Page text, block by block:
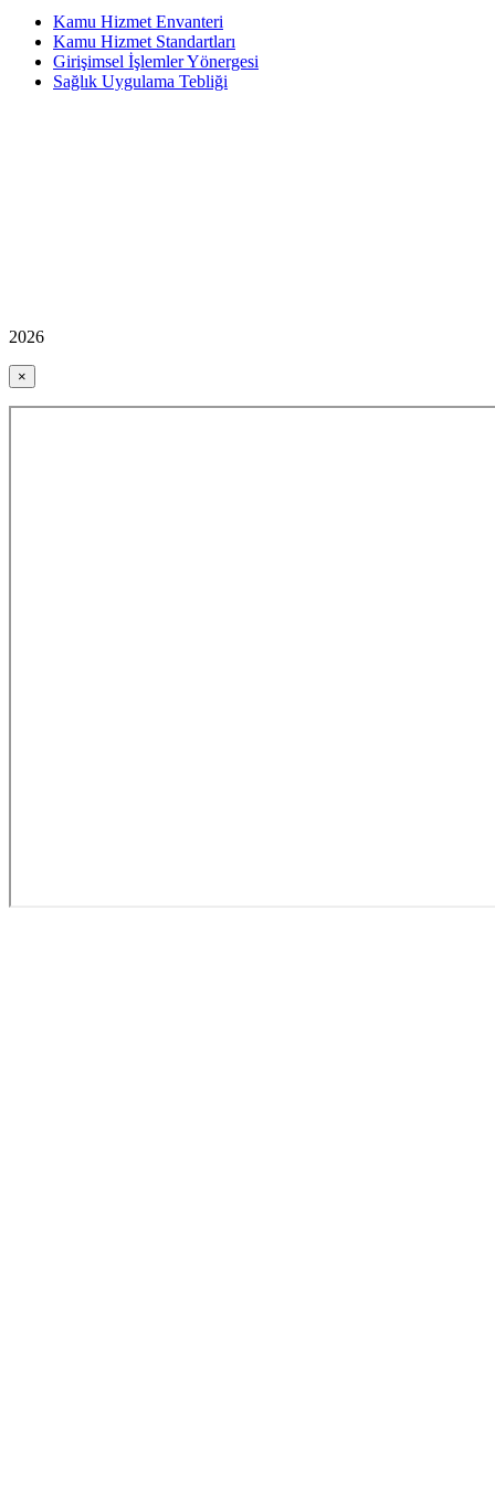
Kamu Hizmet Envanteri
Kamu Hizmet Standartları
Girişimsel İşlemler Yönergesi
Sağlık Uygulama Tebliği
2026
×